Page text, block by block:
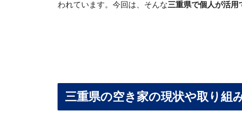
われています。今回は、そんな三重県で個人が活用
三重県の空き家の現状や取り組